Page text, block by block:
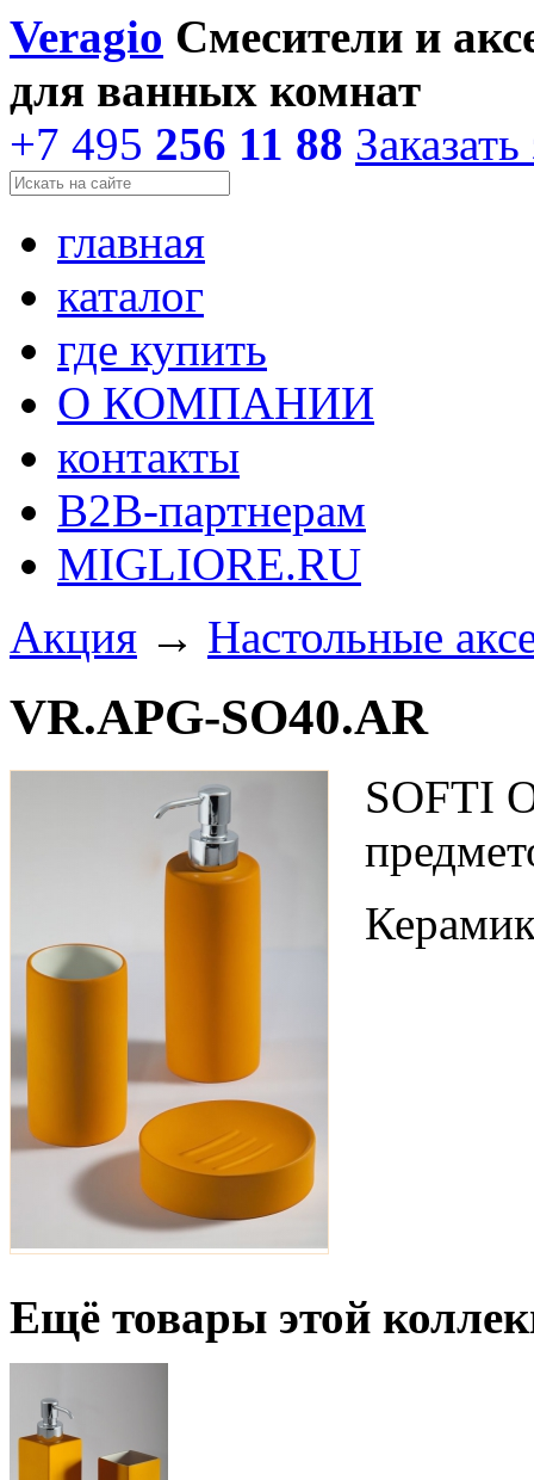
Veragio Смесители и
для ванных комнат
+7 495 256 11 88
главная
каталог
где купить
О КОМПАНИИ
контакты
В2В-партнерам
MIGLIORE.RU
Акция → Настольные
VR.APG-SO40.AR
SOFTI
Ещё товары этой